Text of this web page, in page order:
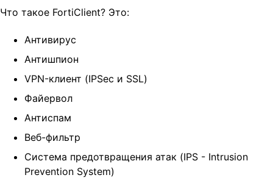
Что такое FortiClient? Это:
Антивирус
Антишпион
VPN-клиент (IPSec и SSL)
Файервол
Антиспам
Веб-фильтр
Система предотвращения атак (IPS - Intrusion
Prevention System)